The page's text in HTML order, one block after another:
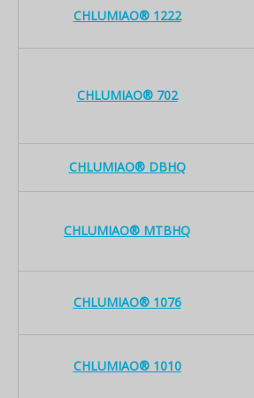
CHLUMIAO® 1222
CHLUMIAO® 702
CHLUMIAO® DBHQ
CHLUMIAO® MTBHQ
CHLUMIAO® 1076
CHLUMIAO® 1010